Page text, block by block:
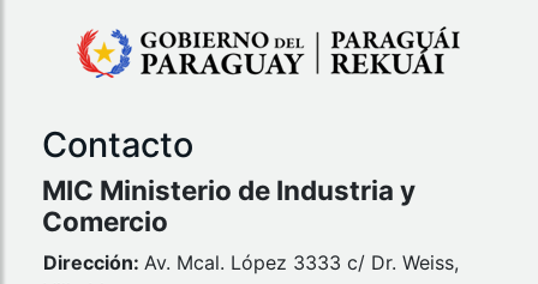
Contacto
MIC Ministerio de Industria y
Comercio
Dirección: Av. Mcal. López 3333 c/ Dr. Weiss,